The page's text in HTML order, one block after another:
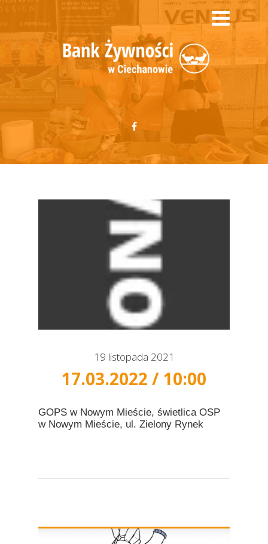
19 listopada 2021
17.03.2022 / 10:00
GOPS w Nowym Mieście, świetlica OSP
w Nowym Mieście, ul. Zielony Rynek